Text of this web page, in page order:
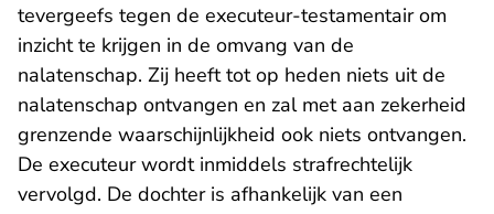
tevergeefs tegen de executeur-testamentair om
inzicht te krijgen in de omvang van de
nalatenschap. Zij heeft tot op heden niets uit de
nalatenschap ontvangen en zal met aan zekerheid
grenzende waarschijnlijkheid ook niets ontvangen.
De executeur wordt inmiddels strafrechtelijk
vervolgd. De dochter is afhankelijk van een